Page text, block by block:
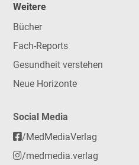
Weitere
Bücher
Fach-Reports
Gesundheit verstehen
Neue Horizonte
Social Media
/MedMediaVerlag
/medmedia.verlag